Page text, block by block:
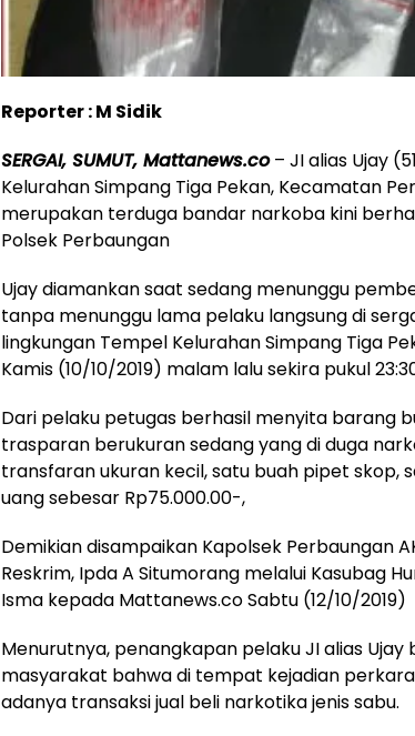
Reporter : M Sidik
SERGAI, SUMUT, Mattanews.co– JI alias Ujay
Kelurahan Simpang Tiga Pekan, Kecamatan
merupakan terduga bandar narkoba kini
Polsek Perbaungan
Ujay diamankan saat sedang menunggu
tanpa menunggu lama pelaku langsung di
lingkungan Tempel Kelurahan Simpang Tiga
Kamis (10/10/2019) malam lalu sekira pukul
Dari pelaku petugas berhasil menyita barang
trasparan berukuran sedang yang di duga
transfaran ukuran kecil, satu buah pipet skop,
uang sebesar Rp75.000.00-,
Demikian disampaikan Kapolsek Perbaungan
Reskrim, Ipda A Situmorang melalui Kasubag
Isma kepada Mattanews.co Sabtu (12/10/2019)
Menurutnya, penangkapan pelaku JI alias
masyarakat bahwa di tempat kejadian
adanya transaksi jual beli narkotika jenis sabu.